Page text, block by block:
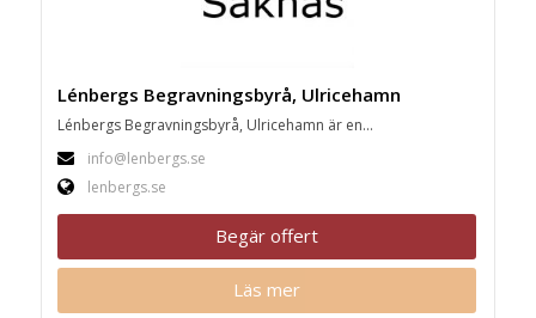
Lénbergs Begravningsbyrå, Ulricehamn
Lénbergs Begravningsbyrå, Ulricehamn är en...
info@lenbergs.se
lenbergs.se
Begär offert
Läs mer